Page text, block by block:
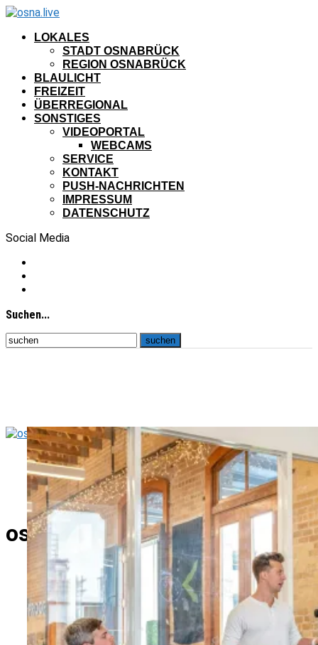
LOKALES
STADT OSNABRÜCK
REGION OSNABRÜCK
BLAULICHT
FREIZEIT
ÜBERREGIONAL
SONSTIGES
VIDEOPORTAL
WEBCAMS
SERVICE
KONTAKT
PUSH-NACHRICHTEN
IMPRESSUM
DATENSCHUTZ
Social Media
Suchen...
osna.live